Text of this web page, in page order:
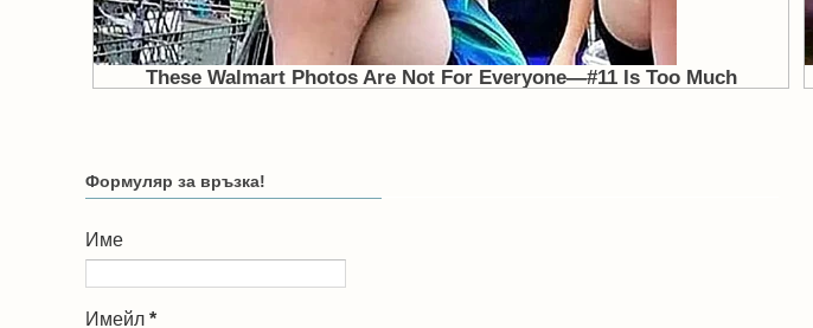
Формуляр за връзка!
Име
Имейл *